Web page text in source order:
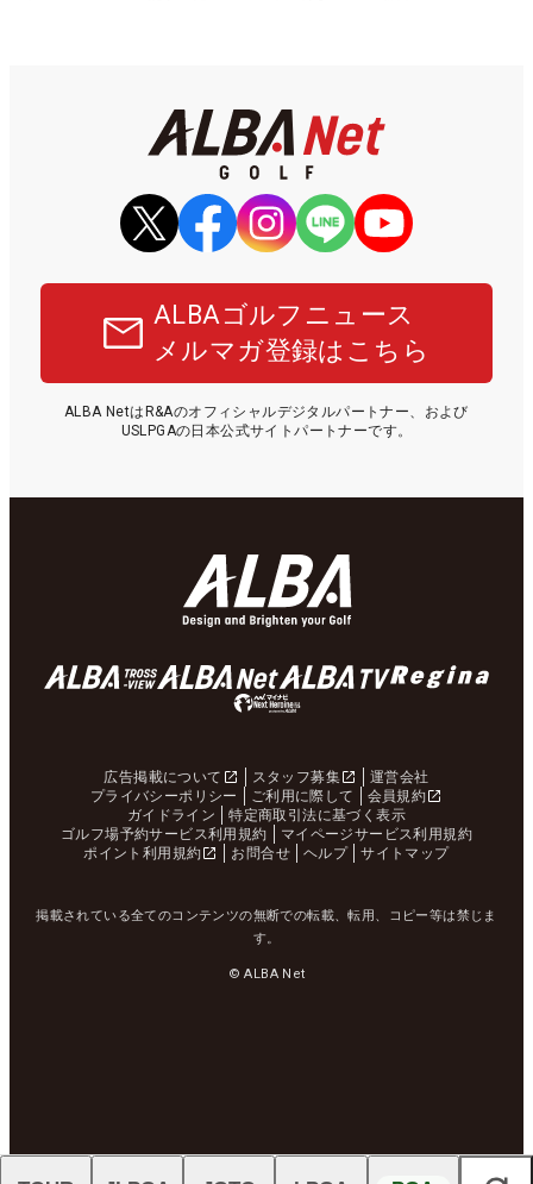
ALBAゴルフニュース
メルマガ登録はこちら
ALBA NetはR&Aのオフィシャルデジタルパートナー、および
USLPGAの日本公式サイトパートナーです。
広告掲載について スタッフ募集
運営会社
プライバシーポリシー
ご利用に際して
会員規約
ガイドライン
特定商取引法に基づく表示
ゴルフ場予約サービス利用規約
マイページサービス利用規約
ポイント利用規約
お問合せ ヘルプ サイトマップ
掲載されている全てのコンテンツの無断での転載、転用、コピー等は禁じま
す。
© ALBA Net